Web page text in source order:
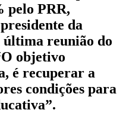
pelo PRR,
da
reunião do
objetivo
é recuperar a
condições para